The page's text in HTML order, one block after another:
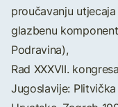
proučavanju
glazbenu
Podravina),
Rad XXXVII.
Jugoslavije: